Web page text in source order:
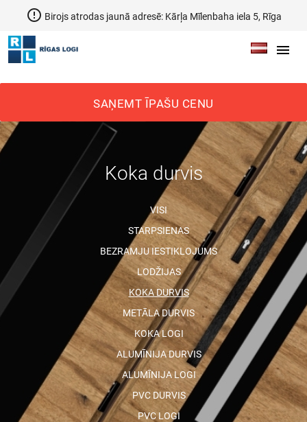
error_outline Birojs atrodas jaunā adresē: Kārļa Mīlenbaha iela 5, Rīga
menu
SAŅEMT ĪPAŠU CENU
Koka durvis
VISI
STARPSIENAS
BEZRAMJU IESTIKLOJUMS
LODŽIJAS
KOKA DURVIS
METĀLA DURVIS
KOKA LOGI
ALUMĪNIJA DURVIS
ALUMĪNIJA LOGI
PVC DURVIS
PVC LOGI